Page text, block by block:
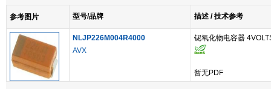
参考图片 型号/品牌 描述 / 技术参考
NLJP226M004R4000
AVX
铌氧化物电容器
暂无PDF